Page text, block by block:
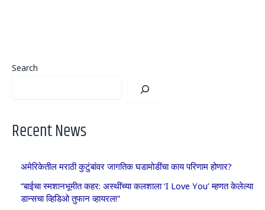
Search
Recent News
अमेरिकेतील मराठी कुटुंबांवर जागतिक घडामोडींचा काय परिणाम होणार?
“बाईचा स्मशानभूमीत कहर: अस्थींच्या कलशाला ‘I Love You’ म्हणत केलेल्या
डान्सचा व्हिडिओ तुफान व्हायरल!”